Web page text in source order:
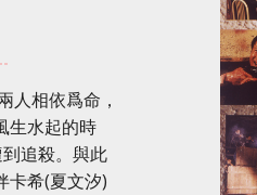
人相依爲命，
生水起的時
追殺。與此
卡希(夏文汐)